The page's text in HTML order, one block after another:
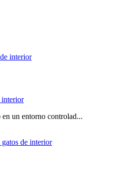
interior
un entorno controlad...